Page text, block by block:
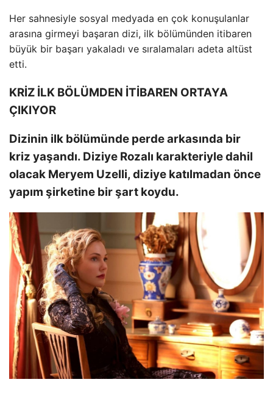
Her sahnesiyle sosyal medyada en çok konuşulanlar
arasına girmeyi başaran dizi, ilk bölümünden itibaren
büyük bir başarı yakaladı ve sıralamaları adeta altüst
etti.
KRİZ İLK BÖLÜMDEN İTİBAREN ORTAYA
ÇIKIYOR
Dizinin ilk bölümünde perde arkasında bir
kriz yaşandı. Diziye Rozalı karakteriyle dahil
olacak Meryem Uzelli, diziye katılmadan önce
yapım şirketine bir şart koydu.